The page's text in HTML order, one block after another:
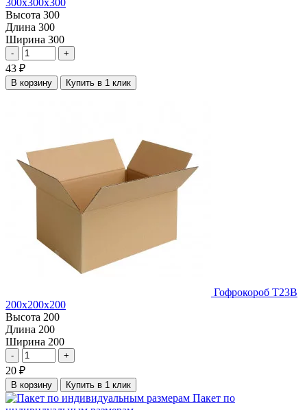
300х300х300
Высота 300
Длина 300
Ширина 300
- +
43 ₽
В корзину Купить в 1 клик
Гофрокороб Т23В
200х200х200
Высота 200
Длина 200
Ширина 200
- +
20 ₽
В корзину Купить в 1 клик
Пакет по